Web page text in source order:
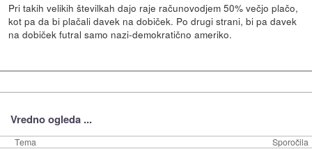
Pri takih velikih številkah dajo raje računovodjem 50% večjo plačo,
kot pa da bi plačali davek na dobiček. Po drugi strani, bi pa davek
na dobiček futral samo nazi-demokratično ameriko.
Vredno ogleda ...
Tema Sporočila